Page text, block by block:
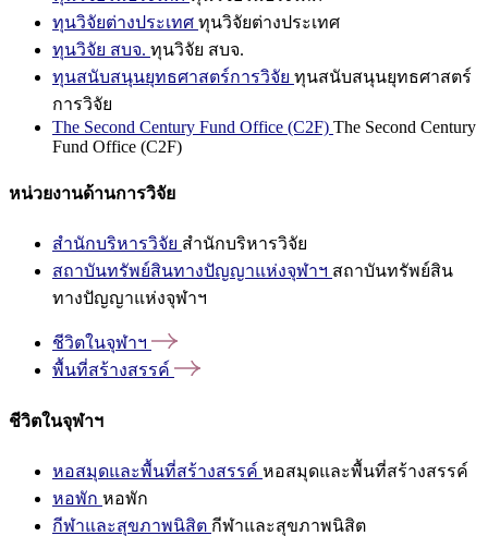
ทุนวิจัยต่างประเทศ ทุนวิจัยต่างประเทศ
ทุนวิจัย สบจ. ทุนวิจัย สบจ.
ทุนสนับสนุนยุทธศาสตร์การวิจัย ทุนสนับสนุนยุทธศาสตร์
การวิจัย
The Second Century Fund Office (C2F) The Second Century
Fund Office (C2F)
หน่วยงานด้านการวิจัย
สำนักบริหารวิจัย สำนักบริหารวิจัย
สถาบันทรัพย์สินทางปัญญาแห่งจุฬาฯ สถาบันทรัพย์สิน
ทางปัญญาแห่งจุฬาฯ
ชีวิตในจุฬาฯ
พื้นที่สร้างสรรค์
ชีวิตในจุฬาฯ
หอสมุดและพื้นที่สร้างสรรค์ หอสมุดและพื้นที่สร้างสรรค์
หอพัก หอพัก
กีฬาและสุขภาพนิสิต กีฬาและสุขภาพนิสิต